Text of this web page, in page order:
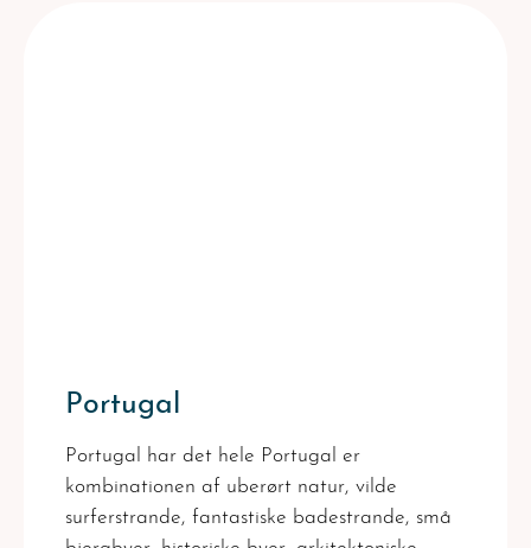
Portugal
Portugal har det hele Portugal er
kombinationen af uberørt natur, vilde
surferstrande, fantastiske badestrande, små